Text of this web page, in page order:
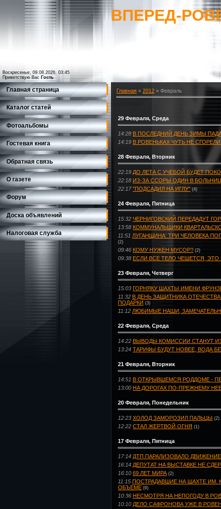
Воскресенье, 09.08.2026, 03:45
Приветствую Вас Гость
ВПЕРЕД-
Главная страница
Каталог статей
Фотоальбомы
Гостевая книга
Обратная связь
О газете
Форум
Доска объявлений
Налоговая служба
Главная » 2012 » Февраль
29 Февраля, Среда
14:28 В ПОСЛЕДНИЙ ДЕНЬ ЗИМЫ
14:19 В РОВЕНЬКАХ ЧУТЬ НЕ
28 Февраля, Вторник
22:19 ДО ЛЕТА С УЧЕБОЙ БУДЕТ
22:18 ИЗ-ЗА ССОРЫ ОДИН В
22:17 "ПОДСАДИЛ НА ИГЛУ" (4)
24 Февраля, Пятница
15:32 ЧЕРНИГОВСКИЙ ПЕРЕДАДУТ
13:58 КОММУНАЛЬЩИКИ
11:51 ЛУГАНЩИНА: ТРИ ЧЕЛОВЕКА
(2)
09:46 КОМУ НУЖЕН МУСОР? (2)
09:38 ЕСЛИ ВСЕ ТЕЛО ЧЕШЕТСЯ, ЭТО
23 Февраля, Четверг
15:03 ГОРНЯКУ ШАХТЫ ИМЕНИ
11:32 В ДЕНЬ ЗАЩИТНИКА
ПОДАРКИ (3)
11:12 ЛЮБИМЫЕ НАШИ,
22 Февраля, Среда
14:22 ВЫВОДЫ КОМИССИИ СТАНУТ
13:24 ТАРИФЫ БУДУТ НОВЕЕ, ВОДА
21 Февраля, Вторник
14:51 В ОТКРЫВШЕМСЯ РОДДОМЕ -
13:00 НА ДОРОГАХ ПО-ПРЕЖНЕМУ
20 Февраля, Понедельник
12:23 ХОЛОД ЗАМОРОЗИЛ ПАЛЬЦЫ (2)
12:22 СТАЛ ЖЕРТВОЙ ОГНЯ (1)
17 Февраля, Пятница
17:14 ДТП ПАРАЛИЗОВАЛО
16:14 ДЕПУТАТ НА ВЫСТАВКЕ НЕ
16:10 69 ЛЕТ МИРА (2)
11:15 ПОСТРАДАВШИЕ НА ШАХТЕ
ОБЪЕМЕ (6)
10:36 НЕСМОТРЯ НА НЕПОГОДУ В
10:10 ДЕЛО САФРОНОВА УЖЕ В